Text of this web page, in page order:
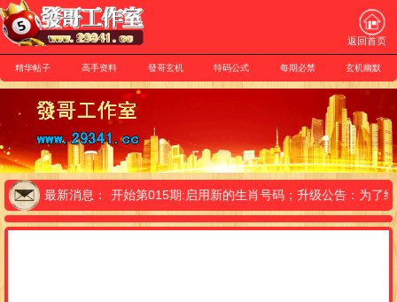
返回首页
精华帖子 高手资料 發哥玄机 特码公式 每期必禁 玄机幽默
最新消息：
友情提示:从本期开始第015期:启用新的生肖号码；升级公告：为了